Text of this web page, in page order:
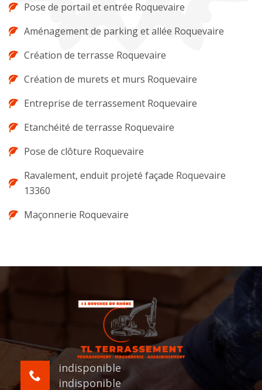
Pose de portail et entrée Roquevaire
Aménagement de parking et allée Roquevaire
Création de terrasse Roquevaire
Création de murets et murs Roquevaire
Entreprise de terrassement Roquevaire
Etanchéité de terrasse Roquevaire
Pose de clôture Roquevaire
Ravalement, enduit projeté façade Roquevaire
13360
Maçonnerie Roquevaire
indisponible
indisponible